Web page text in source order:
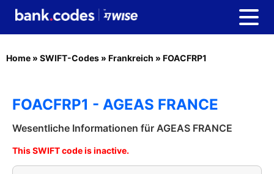
Home » SWIFT-Codes » Frankreich » FOACFRP1
FOACFRP1 - AGEAS FRANCE
Wesentliche Informationen für AGEAS FRANCE
This SWIFT code is inactive.